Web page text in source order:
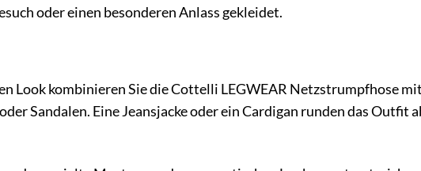
oder einen besonderen Anlass gekleidet.
Look kombinieren Sie die Cottelli LEGWEAR Netzstrumpfhose
Sandalen. Eine Jeansjacke oder ein Cardigan runden das Outfit